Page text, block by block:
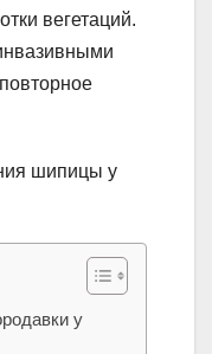
вегетаций.
у